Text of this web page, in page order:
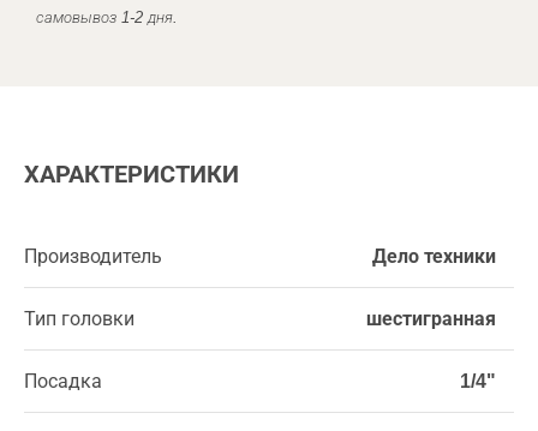
самовывоз 1-2 дня.
ХАРАКТЕРИСТИКИ
Производитель Дело техники
Тип головки шестигранная
Посадка 1/4"